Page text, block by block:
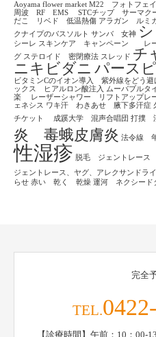
Aoyama flower market M22 フォトフェ
周波 RF EMS
STCチップ サーマク
だこ リベド 低温熱傷 アラガン ルミ
クナイプのバスソルト サンバ 女神
シーレ スキンケア キャンペーン レ
グ ステロイド 密閉療法 スレッド チ
ニキビダニ パース
ビタミンCのイオン導入 紫外線をどう避
ックス ヒアルロン酸注入
ムーバブルタ
楽
レーザーシャワー リフトアップ
ェネシス ワキ汗 わきあせ 腋下多汗症
チケット
成蹊大学 混声合唱団 打撲
炎 毒蛾皮膚炎 法令線
性湿疹 脱毛 ジェントレース
ジェントレース、ヤグ、アレクサンドラ
らせ 赤い 乾く 乾燥 運河 ネクシード
完全
TEL.
【診療時間】午前：10：